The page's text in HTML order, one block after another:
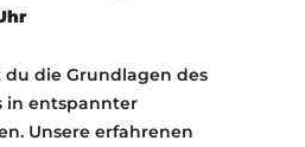
du die Grundlagen des
in entspannter
Unsere erfahrenen